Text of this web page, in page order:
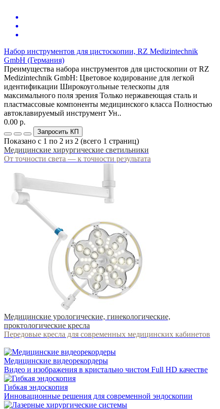
Набор инструментов для цистоскопии, RZ Medizintechnik
GmbH (Германия)
Преимущества набора инструментов для цистоскопии от RZ
Medizintechnik GmbH: Цветовое кодирование для легкой
идентификации Широкоугольные телескопы для
максимального поля зрения Только нержавеющая сталь и
пластмассовые компоненты медицинского класса Полностью
автоклавируемый инструмент Ун..
0.00 р.
Запросить КП
Показано с 1 по 2 из 2 (всего 1 страниц)
Медицинские хирургические светильники
От точности света — к точности результата
Медицинские урологические, гинекологические,
проктологические кресла
Передовые кресла для современных медицинских кабинетов
Медицинские видеорекордеры
Видео и изображения в кристально чистом Full HD качестве
Гибкая эндоскопия
Инновационные решения для современной эндоскопии